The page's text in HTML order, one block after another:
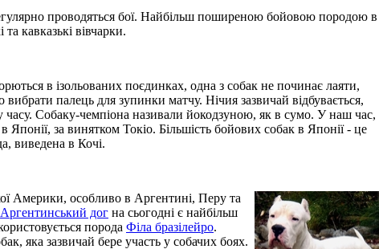
проводяться бої. Найбільш поширеною бойовою породою
кавказькі вівчарки.
в ізольованих поєдинках, одна з собак не починає лаяти,
палець для зупинки матчу. Нічия зазвичай відбувається,
часу. Собаку-чемпіона називали йокодзуною, як в сумо. У наш час,
за винятком Токіо. Більшість бойових собак в Японії - це
виведена в Кочі.
Америки, особливо в Аргентині, Перу та
Аргентинський дог на сьогодні є найбільш
порода Філа бразілейро.
яка зазвичай бере участь у собачих боях.